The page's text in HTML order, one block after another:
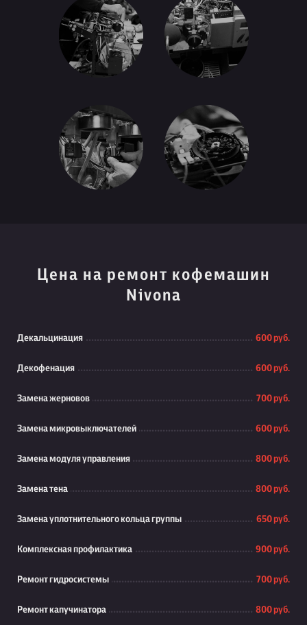
Цена на ремонт кофемашин
Nivona
Декальцинация 600 руб.
Декофенация 600 руб.
Замена жерновов 700 руб.
Замена микровыключателей 600 руб.
Замена модуля управления 800 руб.
Замена тена 800 руб.
Замена уплотнительного кольца группы 650 руб.
Комплексная профилактика 900 руб.
Ремонт гидросистемы 700 руб.
Ремонт капучинатора 800 руб.